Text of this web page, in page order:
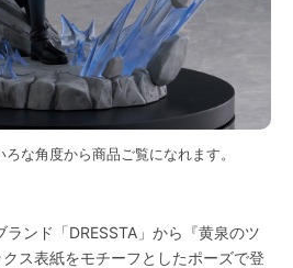
な角度から商品ご覧になれます。
ンド「DRESSTA」から『黄泉のツ
ス表紙をモチーフとしたポーズで登